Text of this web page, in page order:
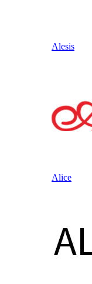
Alesis
Alice